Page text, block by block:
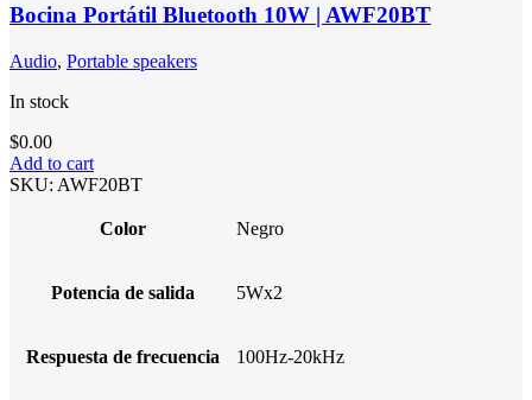
Bocina Portátil Bluetooth 10W | AWF20BT
Audio, Portable speakers
In stock
$0.00
Add to cart
SKU: AWF20BT
Color Negro
Potencia de salida 5Wx2
Respuesta de frecuencia 100Hz-20kHz